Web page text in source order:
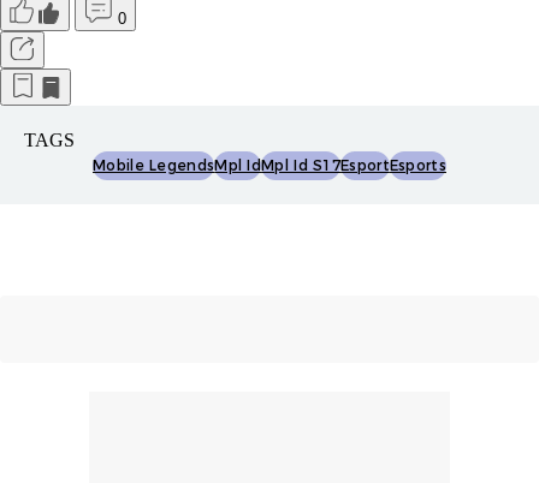
0
TAGS
Mobile LegendsMpl IdMpl Id S17EsportEsports